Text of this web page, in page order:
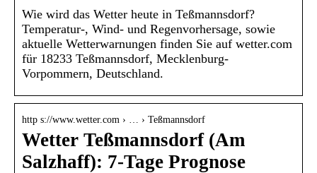
Wie wird das Wetter heute in Teßmannsdorf?
Temperatur-, Wind- und Regenvorhersage, sowie
aktuelle Wetterwarnungen finden Sie auf wetter.com
für 18233 Teßmannsdorf, Mecklenburg-
Vorpommern, Deutschland.
http s://www.wetter.com › … › Teßmannsdorf
Wetter Teßmannsdorf (Am
Salzhaff): 7-Tage Prognose